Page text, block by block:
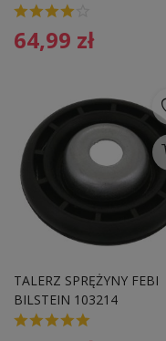
64,99 zł
TALERZ SPRĘŻYNY FEBI
BILSTEIN 103214
7700426450 RENAULT